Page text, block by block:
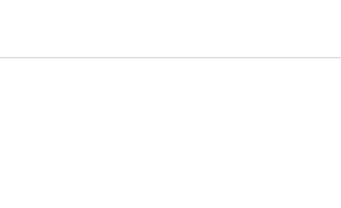
konten